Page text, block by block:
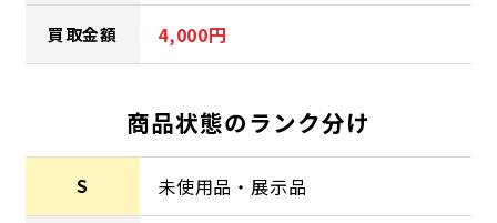
買取金額 4,000円
商品状態のランク分け
S 未使用品・展示品